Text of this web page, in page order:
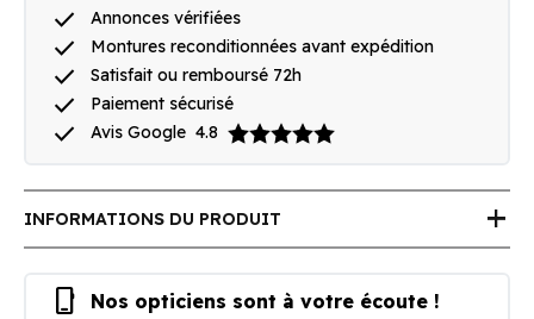
done Annonces vérifiées
done Montures reconditionnées avant expédition
done Satisfait ou remboursé 72h
done Paiement sécurisé
done Avis Google 4.8
INFORMATIONS DU PRODUIT add
phone_iphone Nos opticiens sont à votre écoute !